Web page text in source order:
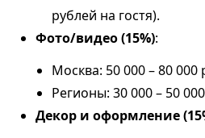
рублей на гостя).
Фото/видео (15%):
Москва: 50 000 – 80 000
Регионы: 30 000 – 50
Декор и оформление